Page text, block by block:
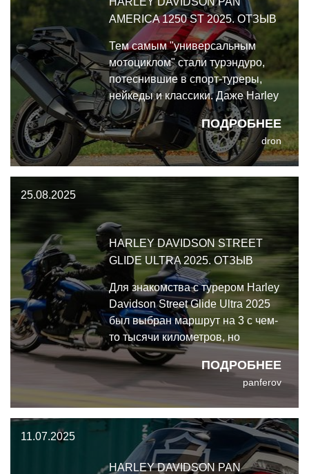
AMERICA 1250 ST 2025. ОТЗЫВ
ПОДРОБНЕЕ
Тем самым "универсальным
мотоциклом" стали турэндуро,
потеснившие в спорт-туреры,
нейкеды и классики. Даже Harley
Davidson были вынуждены
отойти от своего сугубо
круизёрного мышления и
выпустили в 2021 году Pan
America 1250. А теперь оцените
иронию: в 2025 они сделали на
его основе дорожника
dron
25.08.2025
HARLEY DAVIDSON STREET
GLIDE ULTRA 2025. ОТЗЫВ
ПОДРОБНЕЕ
Для знакомства с турером Harley
Davidson Street Glide Ultra 2025
был выбран маршрут на 3 с чем-
то тысячи километров, но
сначала надо посетить музей
Harley Davidson в Милуоки -
чтобы понимать, какое вообще
место Street Glide Ultra занимает
в нынешней линейке и в истории
panferov
11.07.2025
HARLEY DAVIDSON PAN